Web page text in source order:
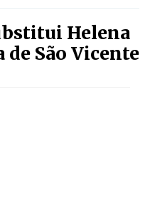
Helena
de São Vicente